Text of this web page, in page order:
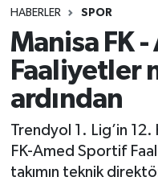
HABERLER SPOR
Manisa FK
Faaliyetler
ardından
Trendyol 1. Lig’in 12.
FK-Amed Sportif
takımın teknik
SPOR
YAŞAM
RESMİ REKLAM
Son Dakika
Haber Arşivi